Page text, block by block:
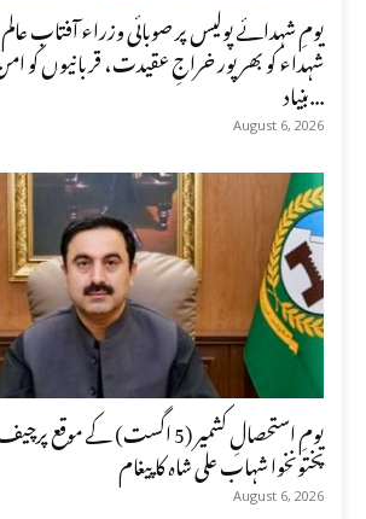
یومِ شہدائے پولیس پر صوبائی وزراء آفتاب
شہداء کو بھرپور خراجِ عقیدت، قربانیوں کو
بنیاد...
August 6, 2026
یومِ استحصالِ کشمیر (5 اگست) کے
پختونخوا شہاب علی شاہ کا پیغام
August 6, 2026